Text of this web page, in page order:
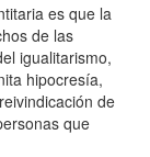
es que la
de las
igualitarismo,
hipocresía,
de
que